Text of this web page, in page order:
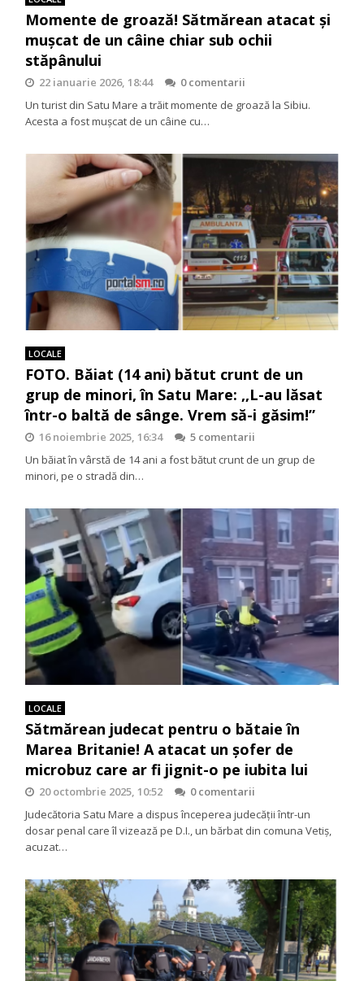
Momente de groază! Sătmărean atacat și
mușcat de un câine chiar sub ochii
stăpânului
22 ianuarie 2026, 18:44
0 comentarii
Un turist din Satu Mare a trăit momente de groază la Sibiu.
Acesta a fost mușcat de un câine cu…
LOCALE
FOTO. Băiat (14 ani) bătut crunt de un
grup de minori, în Satu Mare: ,,L-au lăsat
într-o baltă de sânge. Vrem să-i găsim!”
16 noiembrie 2025, 16:34
5 comentarii
Un băiat în vârstă de 14 ani a fost bătut crunt de un grup de
minori, pe o stradă din…
LOCALE
Sătmărean judecat pentru o bătaie în
Marea Britanie! A atacat un șofer de
microbuz care ar fi jignit-o pe iubita lui
20 octombrie 2025, 10:52
0 comentarii
Judecătoria Satu Mare a dispus începerea judecății într-un
dosar penal care îl vizează pe D.I., un bărbat din comuna Vetiș,
acuzat…